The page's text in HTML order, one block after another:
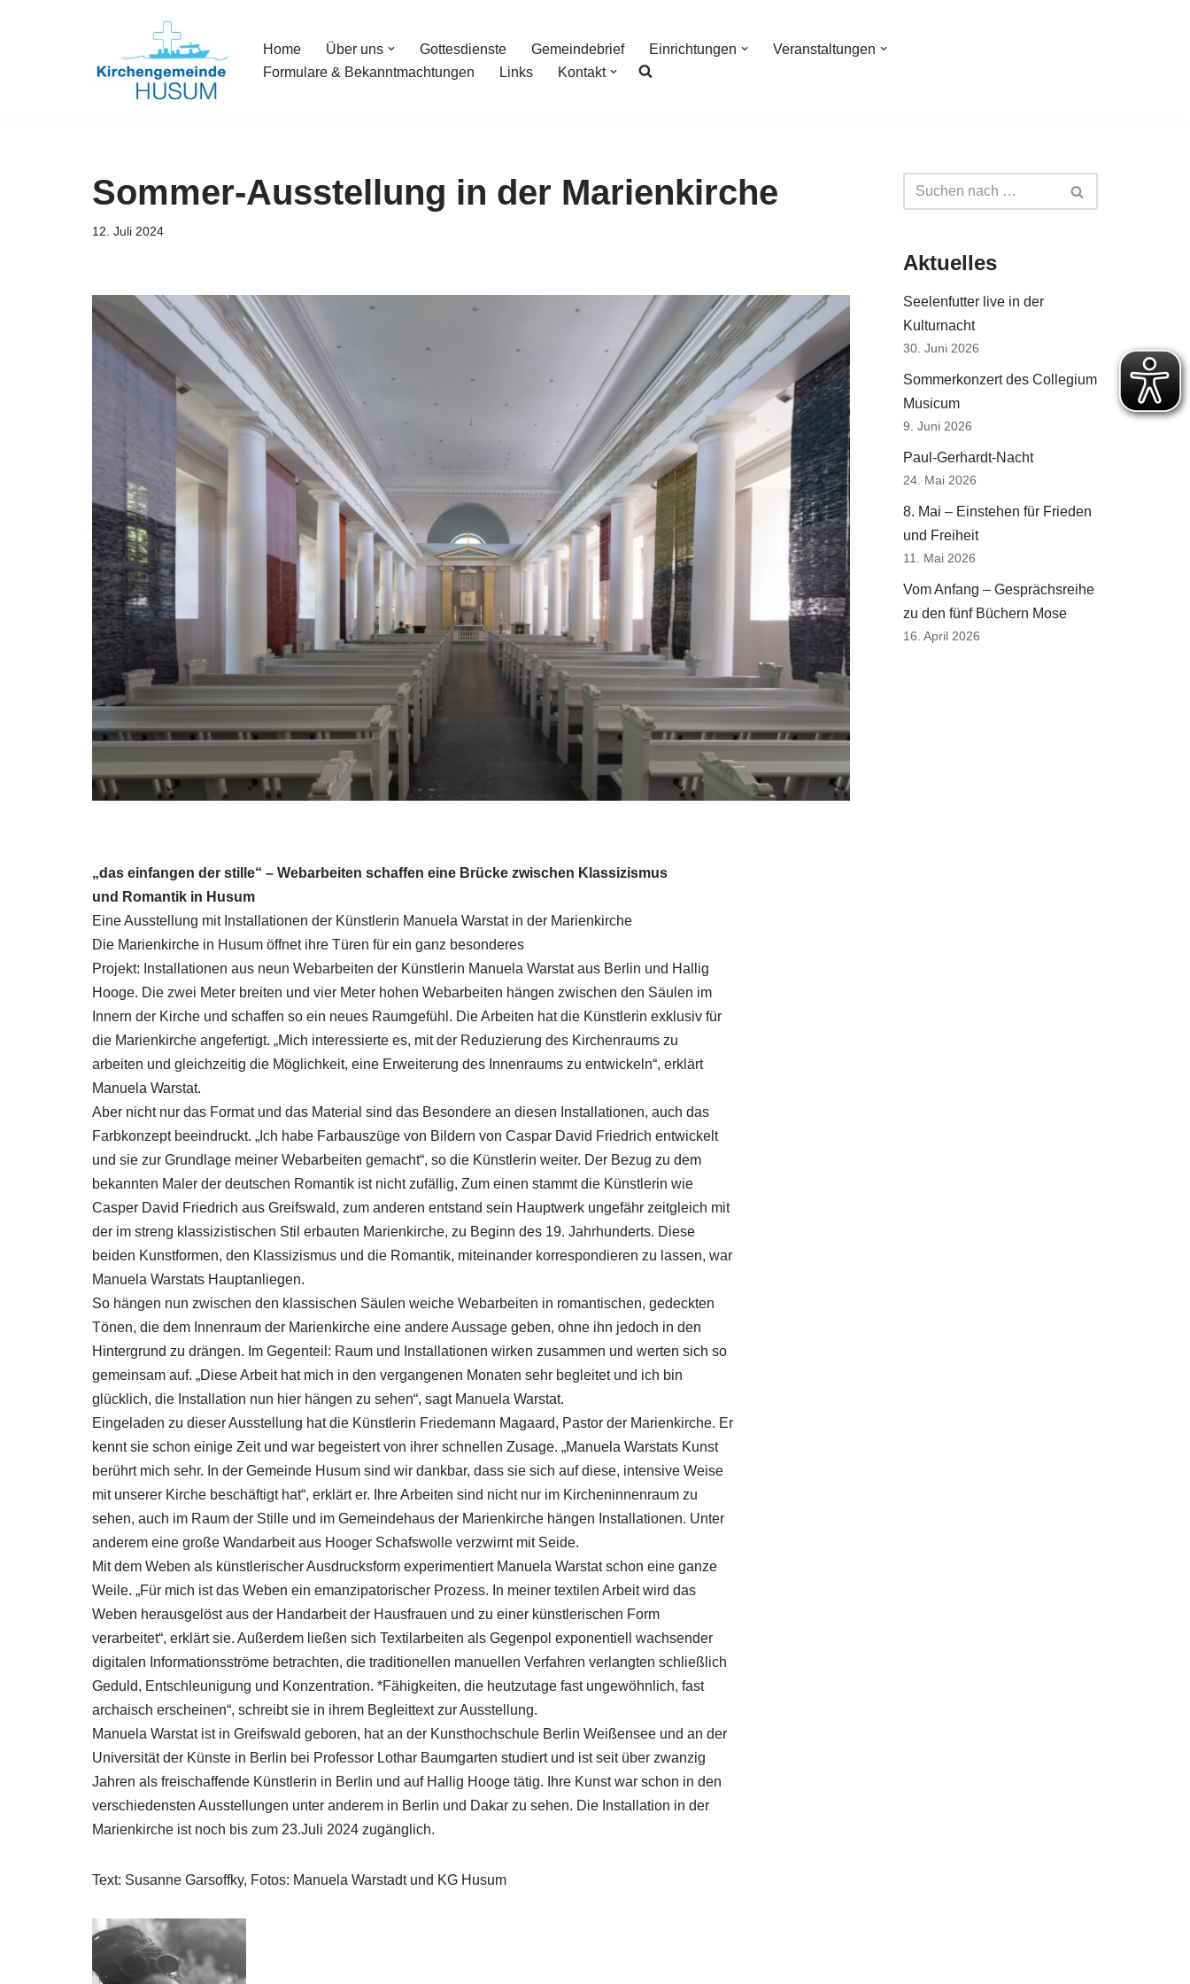
Home Über uns Gottesdienste Gemeindebrief Einrichtungen
Veranstaltungen
Formulare & Bekanntmachtungen
Links Kontakt
Sommer-Ausstellung in der Marienkirche
12. Juli 2024
„das einfangen der stille“ – Webarbeiten schaffen eine Brücke zwischen Klassizismus
und Romantik in Husum
Eine Ausstellung mit Installationen der Künstlerin Manuela Warstat in der Marienkirche
Die Marienkirche in Husum öffnet ihre Türen für ein ganz besonderes
Projekt: Installationen aus neun Webarbeiten der Künstlerin Manuela Warstat aus Berlin und Hallig
Hooge. Die zwei Meter breiten und vier Meter hohen Webarbeiten hängen zwischen den Säulen im
Innern der Kirche und schaffen so ein neues Raumgefühl. Die Arbeiten hat die Künstlerin exklusiv für
die Marienkirche angefertigt. „Mich interessierte es, mit der Reduzierung des Kirchenraums zu
arbeiten und gleichzeitig die Möglichkeit, eine Erweiterung des Innenraums zu entwickeln“, erklärt
Manuela Warstat.
Aber nicht nur das Format und das Material sind das Besondere an diesen Installationen, auch das
Farbkonzept beeindruckt. „Ich habe Farbauszüge von Bildern von Caspar David Friedrich entwickelt
und sie zur Grundlage meiner Webarbeiten gemacht“, so die Künstlerin weiter. Der Bezug zu dem
bekannten Maler der deutschen Romantik ist nicht zufällig, Zum einen stammt die Künstlerin wie
Casper David Friedrich aus Greifswald, zum anderen entstand sein Hauptwerk ungefähr zeitgleich mit
der im streng klassizistischen Stil erbauten Marienkirche, zu Beginn des 19. Jahrhunderts. Diese
beiden Kunstformen, den Klassizismus und die Romantik, miteinander korrespondieren zu lassen, war
Manuela Warstats Hauptanliegen.
So hängen nun zwischen den klassischen Säulen weiche Webarbeiten in romantischen, gedeckten
Tönen, die dem Innenraum der Marienkirche eine andere Aussage geben, ohne ihn jedoch in den
Hintergrund zu drängen. Im Gegenteil: Raum und Installationen wirken zusammen und werten sich so
gemeinsam auf. „Diese Arbeit hat mich in den vergangenen Monaten sehr begleitet und ich bin
glücklich, die Installation nun hier hängen zu sehen“, sagt Manuela Warstat.
Eingeladen zu dieser Ausstellung hat die Künstlerin Friedemann Magaard, Pastor der Marienkirche. Er
kennt sie schon einige Zeit und war begeistert von ihrer schnellen Zusage. „Manuela Warstats Kunst
berührt mich sehr. In der Gemeinde Husum sind wir dankbar, dass sie sich auf diese, intensive Weise
mit unserer Kirche beschäftigt hat“, erklärt er. Ihre Arbeiten sind nicht nur im Kircheninnenraum zu
sehen, auch im Raum der Stille und im Gemeindehaus der Marienkirche hängen Installationen. Unter
anderem eine große Wandarbeit aus Hooger Schafswolle verzwirnt mit Seide.
Mit dem Weben als künstlerischer Ausdrucksform experimentiert Manuela Warstat schon eine ganze
Weile. „Für mich ist das Weben ein emanzipatorischer Prozess. In meiner textilen Arbeit wird das
Weben herausgelöst aus der Handarbeit der Hausfrauen und zu einer künstlerischen Form
verarbeitet“, erklärt sie. Außerdem ließen sich Textilarbeiten als Gegenpol exponentiell wachsender
digitalen Informationsströme betrachten, die traditionellen manuellen Verfahren verlangten schließlich
Geduld, Entschleunigung und Konzentration. *Fähigkeiten, die heutzutage fast ungewöhnlich, fast
archaisch erscheinen“, schreibt sie in ihrem Begleittext zur Ausstellung.
Manuela Warstat ist in Greifswald geboren, hat an der Kunsthochschule Berlin Weißensee und an der
Universität der Künste in Berlin bei Professor Lothar Baumgarten studiert und ist seit über zwanzig
Jahren als freischaffende Künstlerin in Berlin und auf Hallig Hooge tätig. Ihre Kunst war schon in den
verschiedensten Ausstellungen unter anderem in Berlin und Dakar zu sehen. Die Installation in der
Marienkirche ist noch bis zum 23.Juli 2024 zugänglich.
Text: Susanne Garsoffky, Fotos: Manuela Warstadt und KG Husum
Aktuelles
Seelenfutter live in der
Kulturnacht
30. Juni 2026
Sommerkonzert des Collegium
Musicum
9. Juni 2026
Paul-Gerhardt-Nacht
24. Mai 2026
8. Mai – Einstehen für Frieden
und Freiheit
11. Mai 2026
Vom Anfang – Gesprächsreihe
zu den fünf Büchern Mose
16. April 2026